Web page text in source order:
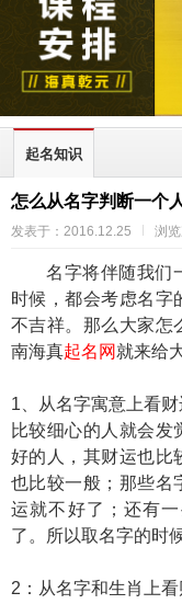
起名知识
怎么从名字判断一个
发表于：2016.12.25 浏
名字将伴随我们
时候，都会考虑名字
不吉祥。那么大家怎
南海真起名网 就来给
1、从名字寓意上看财
比较细心的人就会发
好的人，其财运也比
也比较一般；那些名
运就不好了；还有
了。所以取名字的时
2：从名字和生肖上看